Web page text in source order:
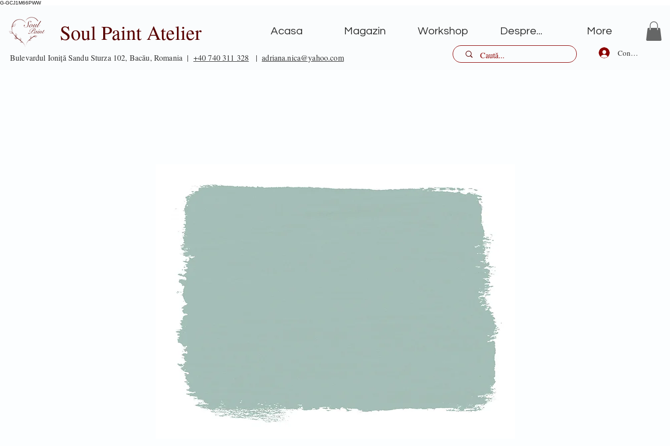
G-GCJ1M66PWW
Soul Paint Atelier Acasa Magazin Workshop Despre... More
Bulevardul Ioniță Sandu Sturza 102, Bacău, Romania | +40 740 311 328 |adriana.nica@yahoo.com Conectează-te